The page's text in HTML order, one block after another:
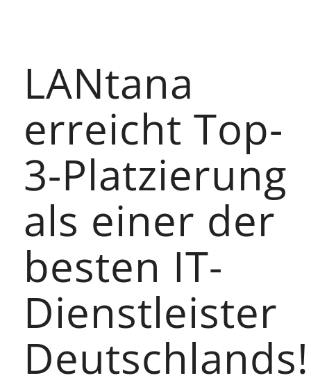
LANtana
erreicht Top-
3-Platzierung
als einer der
besten IT-
Dienstleister
Deutschlands!